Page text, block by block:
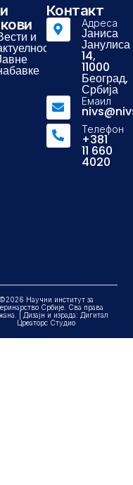
и
Контакт
Адреса
Јаниса
Јанулиса
14,
11000
Београд,
Србија
Емаил
Телефон
+381
11 660
4020
©2026 Научни институт за
Србије. Сва права
| Дизајн и израда: Дигитал
Цреаторс Студио